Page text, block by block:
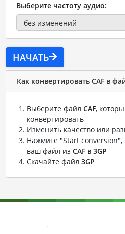
Выберите частоту аудио:
НАЧАТЬ
Как конвертировать CAF в
Выберите файл CAF,
конвертировать
Изменить качество или
Нажмите "Start conversion",
ваш файл из CAF в 3GP
Скачайте файл 3GP